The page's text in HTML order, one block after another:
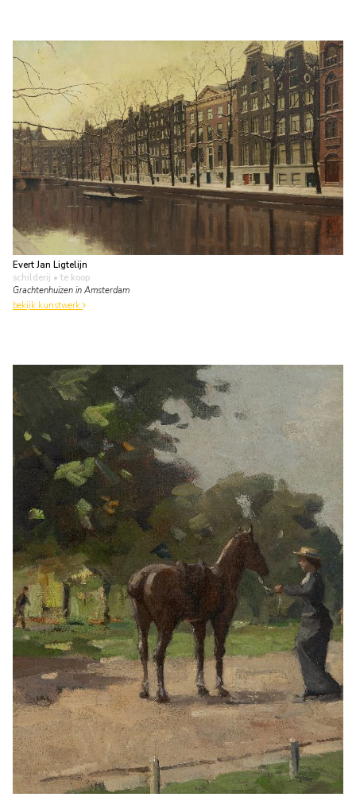
Evert Jan Ligtelijn
schilderij • te koop
Grachtenhuizen in Amsterdam
bekijk kunstwerk